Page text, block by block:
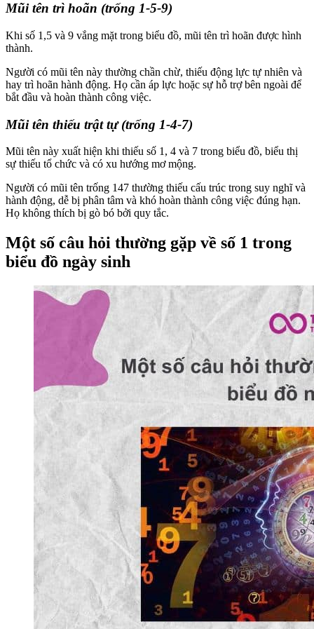
Mũi tên trì hoãn (trống 1-5-9)
Khi số 1,5 và 9 vắng mặt trong biểu đồ, mũi tên trì hoãn được hình
thành.
Người có mũi tên này thường chần chừ, thiếu động lực tự nhiên và
hay trì hoãn hành động. Họ cần áp lực hoặc sự hỗ trợ bên ngoài để
bắt đầu và hoàn thành công việc.
Mũi tên thiếu trật tự (trống 1-4-7)
Mũi tên này xuất hiện khi thiếu số 1, 4 và 7 trong biểu đồ, biểu thị
sự thiếu tổ chức và có xu hướng mơ mộng.
Người có mũi tên trống 147 thường thiếu cấu trúc trong suy nghĩ và
hành động, dễ bị phân tâm và khó hoàn thành công việc đúng hạn.
Họ không thích bị gò bó bởi quy tắc.
Một số câu hỏi thường gặp về số 1 trong
biểu đồ ngày sinh